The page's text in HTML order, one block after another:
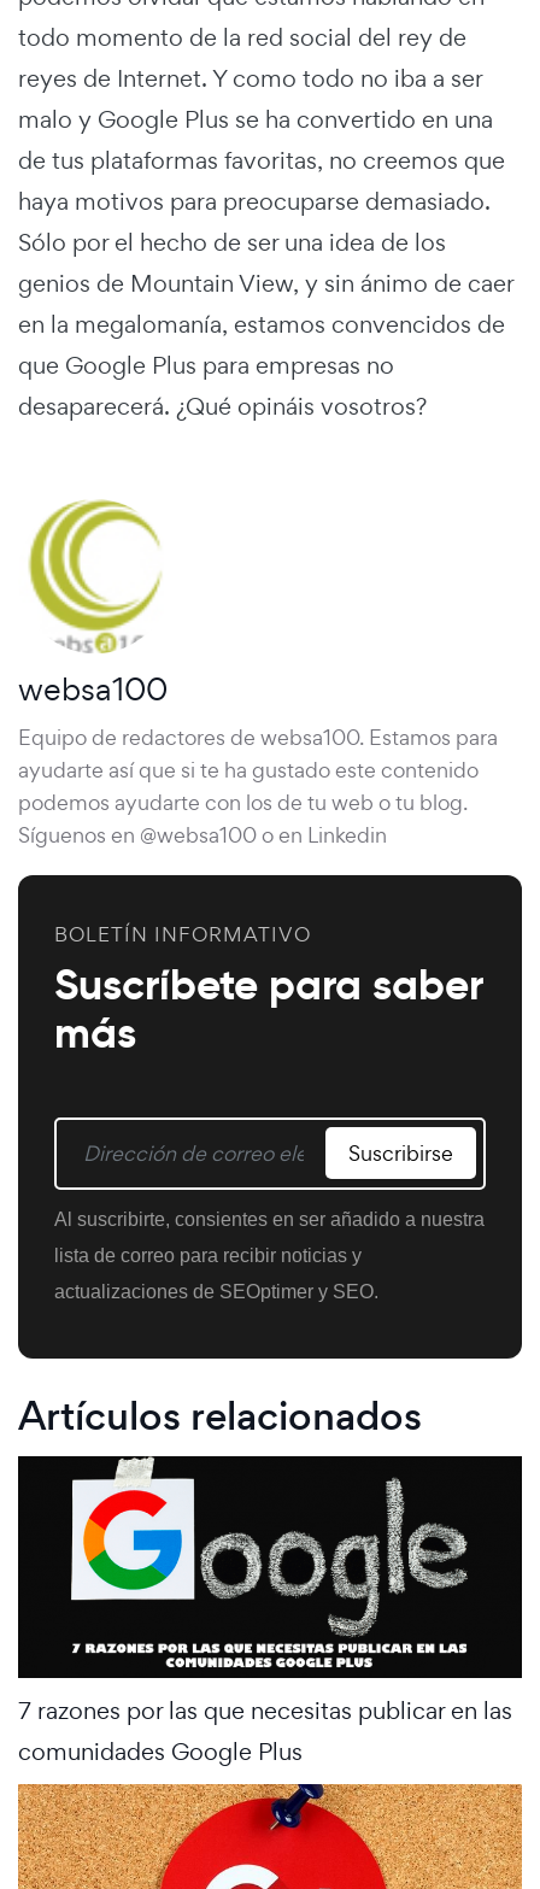
todo momento de la red social del rey de
reyes de Internet. Y como todo no iba a ser
malo y Google Plus se ha convertido en una
de tus plataformas favoritas, no creemos que
haya motivos para preocuparse demasiado.
Sólo por el hecho de ser una idea de los
genios de Mountain View, y sin ánimo de caer
en la megalomanía, estamos convencidos de
que Google Plus para empresas no
desaparecerá. ¿Qué opináis vosotros?
websa100
Equipo de redactores de websa100. Estamos para
ayudarte así que si te ha gustado este contenido
podemos ayudarte con los de tu web o tu blog.
Síguenos en @websa100 o en Linkedin
BOLETÍN INFORMATIVO
Suscríbete para saber
más
Suscribirse
Al suscribirte, consientes en ser añadido a nuestra
lista de correo para recibir noticias y
actualizaciones de SEOptimer y SEO.
Artículos relacionados
7 razones por las que necesitas publicar en las
comunidades Google Plus